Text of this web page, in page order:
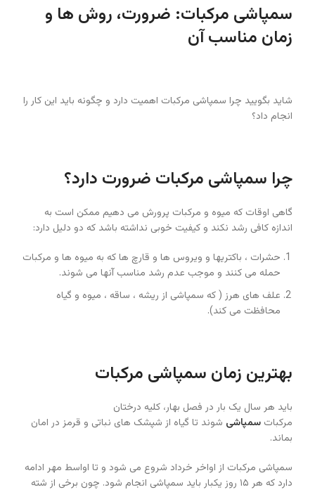
سمپاشی مرکبات: ضرورت، روش ها و
زمان مناسب آن
شاید بگویید چرا سمپاشی مرکبات اهمیت دارد و چگونه باید این کار را
انجام داد؟
چرا سمپاشی مرکبات ضرورت دارد؟
گاهی اوقات که میوه و مرکبات پرورش می دهیم ممکن است به
اندازه کافی رشد نکند و کیفیت خوبی نداشته باشد که دو دلیل دارد:
حشرات ، باکتریها و ویروس ها و قارچ ها که به میوه ها و مرکبات
حمله می کنند و موجب عدم رشد مناسب آنها می شوند.
علف های هرز ( که سمپاشی از ریشه ، ساقه ، میوه و گیاه
محافظت می کند).
بهترین زمان سمپاشی مرکبات
باید هر سال یک بار در فصل بهار، کلیه درختان
مرکبات سمپاشی شوند تا گیاه از شپشک های نباتی و قرمز در امان
بماند.
سمپاشی مرکبات از اواخر خرداد شروع می شود و تا اواسط مهر ادامه
دارد که هر ۱۵ روز یکبار باید سمپاشی انجام شود. چون برخی از شته